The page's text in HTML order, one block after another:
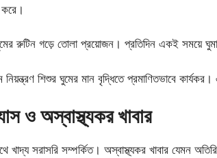
রুটিন গড়ে তোলা প্রয়োজন। প্রতিদিন একই সময়ে
নিয়ন্ত্রণ শিশুর ঘুমের মান বৃদ্ধিতে প্রমাণিতভাবে
ও অস্বাস্থ্যকর খাবার
খাদ্য সরাসরি সম্পর্কিত। অস্বাস্থ্যকর খাবার যেমন